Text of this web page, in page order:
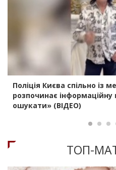
Поліція Києва спільно із
розпочинає
ошукати» (ВІДЕО)
ТОП-